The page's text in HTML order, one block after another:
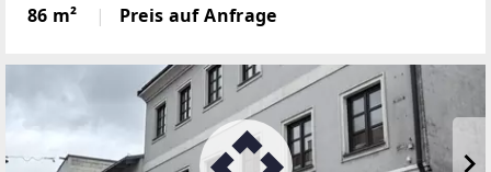
Eingänge (Hauptplatz & Herrenstraße), attraktiver
Schanigarten, direkt neben dem Perger
86 m² Preis auf Anfrage